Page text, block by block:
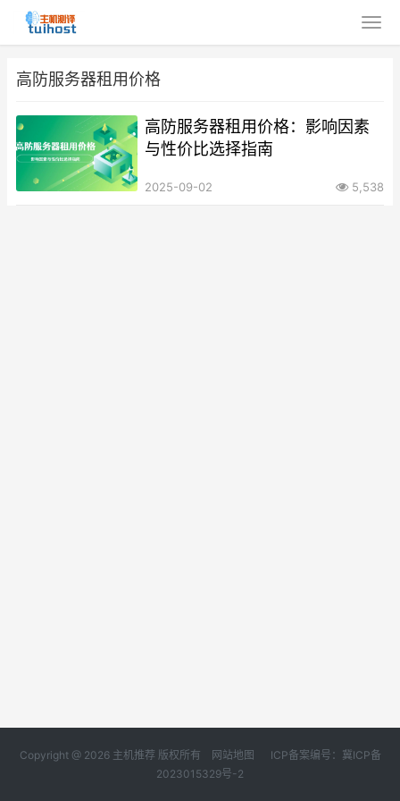
高防服务器租用价格
高防服务器租用价格：影响因素
与性价比选择指南
2025-09-02 5,538
Copyright @ 2026 主机推荐 版权所有 网站地图
ICP备案编号：冀ICP备
2023015329号-2